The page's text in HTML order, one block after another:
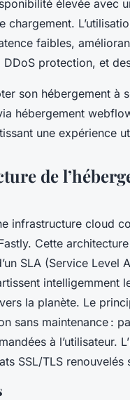
élevée avec
faibles,
protection, et
son hébergement à
hébergement
une expérience
de
infrastructure cloud
Cette
SLA (Service Level
intelligemment
la planète. Le
sans maintenance :
à l’utilisateur. L’
SSL/TLS renouvelés